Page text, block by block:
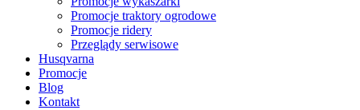
Promocje traktory ogrodowe
Promocje ridery
Przeglądy serwisowe
Husqvarna
Promocje
Blog
Kontakt